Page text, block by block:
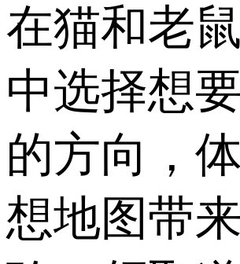
在猫和老
中选择想
的方向，
想地图带